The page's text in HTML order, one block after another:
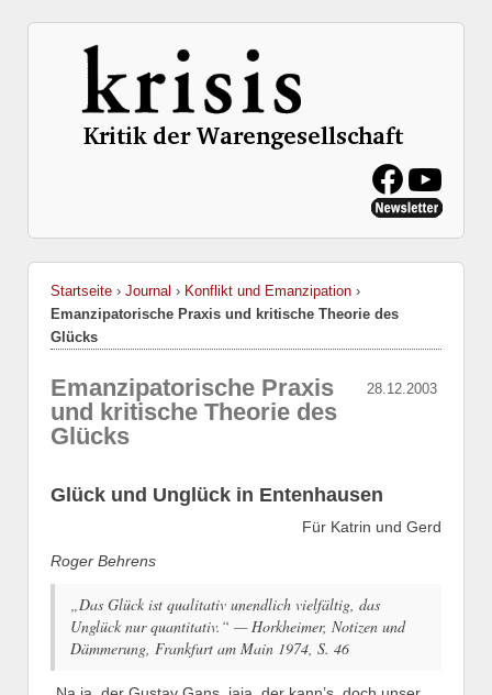
Startseite › Journal › Konflikt und Emanzipation ›
Emanzipatorische Praxis und kritische Theorie des
Glücks
28.12.2003
Emanzipatorische Praxis
und kritische Theorie des
Glücks
Glück und Unglück in Entenhausen
Für Katrin und Gerd
Roger Behrens
„Das Glück ist qualitativ unendlich vielfältig, das
Unglück nur quantitativ.“ — Horkheimer, Notizen und
Dämmerung, Frankfurt am Main 1974, S. 46